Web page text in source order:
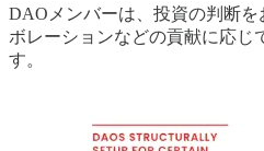
DAOメンバーは、投資の判断
ボレーションなどの貢献に応じ
す。